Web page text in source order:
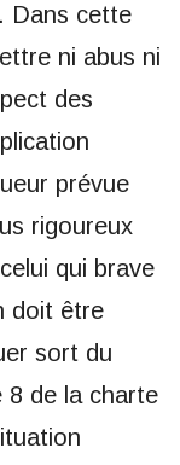
Dans cette
ni abus ni
des
prévue
rigoureux
qui brave
doit être
sort du
8 de la charte